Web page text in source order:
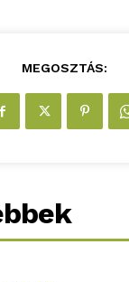
MEGOSZTÁS: